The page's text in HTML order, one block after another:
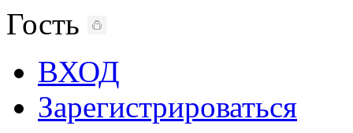
Гость
ВХОД
Зарегистрироваться